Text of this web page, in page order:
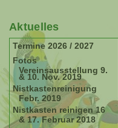
Aktuelles
Termine 2026 / 2027
Fotos
Vereinsausstellung 9.
& 10. Nov. 2019
Nistkastenreinigung
Febr. 2019
Nistkasten reinigen 16
& 17. Februar 2018